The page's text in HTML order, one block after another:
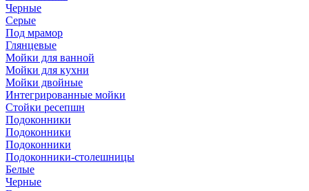
Черные
Серые
Под мрамор
Глянцевые
Мойки для ванной
Мойки для кухни
Мойки двойные
Интегрированные мойки
Стойки ресепшн
Подоконники
Подоконники
Подоконники
Подоконники-столешницы
Белые
Черные